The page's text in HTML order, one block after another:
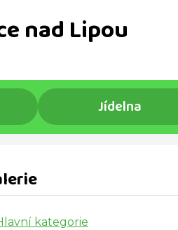
nad Lipou
Jídelna
kategorie